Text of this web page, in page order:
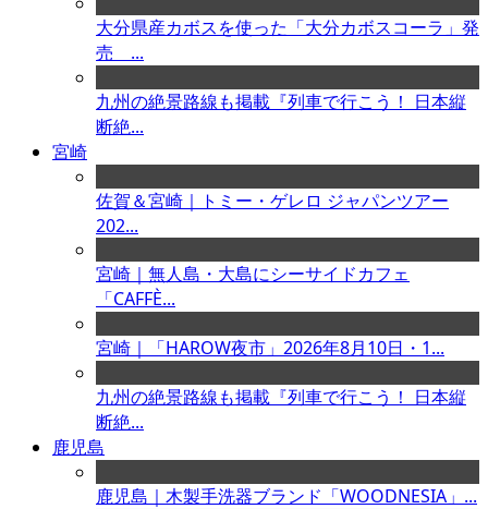
大分県産カボスを使った「大分カボスコーラ」発
売 ...
九州の絶景路線も掲載『列車で行こう！ 日本縦
断絶...
宮崎
佐賀＆宮崎｜トミー・ゲレロ ジャパンツアー
202...
宮崎｜無人島・大島にシーサイドカフェ
「CAFFÈ...
宮崎｜「HAROW夜市」2026年8月10日・1...
九州の絶景路線も掲載『列車で行こう！ 日本縦
断絶...
鹿児島
鹿児島｜木製手洗器ブランド「WOODNESIA」...